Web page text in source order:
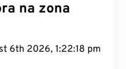
na zona
6th 2026, 1:22:18 pm